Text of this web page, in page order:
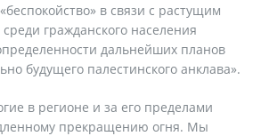
в связи с растущим
гражданского населения
дальнейших планов
будущего палестинского анклава».
в регионе и за его пределами
прекращению огня. Мы